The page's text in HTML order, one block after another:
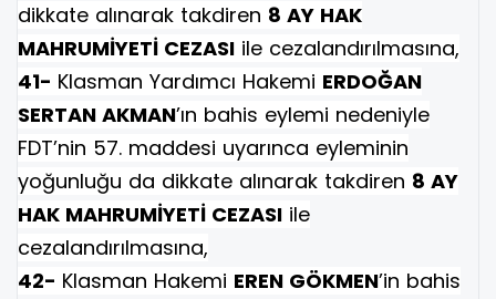
dikkate alınarak takdiren 8 AY HAK
MAHRUMİYETİ CEZASI ile cezalandırılmasına,
41- Klasman Yardımcı Hakemi ERDOĞAN
SERTAN AKMAN’ın bahis eylemi nedeniyle
FDT’nin 57. maddesi uyarınca eyleminin
yoğunluğu da dikkate alınarak takdiren 8 AY
HAK MAHRUMİYETİ CEZASI ile
cezalandırılmasına,
42- Klasman Hakemi EREN GÖKMEN’in bahis